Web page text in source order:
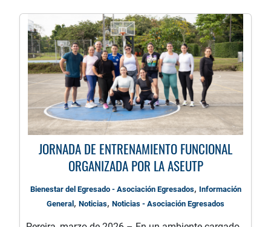
JORNADA DE ENTRENAMIENTO FUNCIONAL
ORGANIZADA POR LA ASEUTP
Bienestar del Egresado - Asociación Egresados, Información
General , Noticias, Noticias - Asociación Egresados